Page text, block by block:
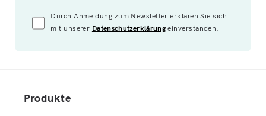
Durch Anmeldung zum Newsletter erklären Sie sich
mit unserer Datenschutzerklärung einverstanden.
Produkte